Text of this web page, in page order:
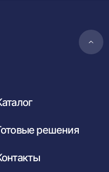
в
решения